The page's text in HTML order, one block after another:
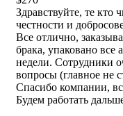
Здравствуйте, те кто
честности и
Все отлично,
брака, упаковано все
недели. Сотрудники
вопросы (главное не
Спасибо компании,
Будем работать